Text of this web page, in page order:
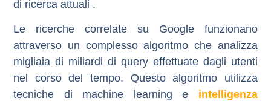
di ricerca attuali .
Le ricerche correlate su Google funzionano
attraverso un complesso algoritmo che analizza
migliaia di miliardi di query effettuate dagli utenti
nel corso del tempo. Questo algoritmo utilizza
tecniche di machine learning e intelligenza